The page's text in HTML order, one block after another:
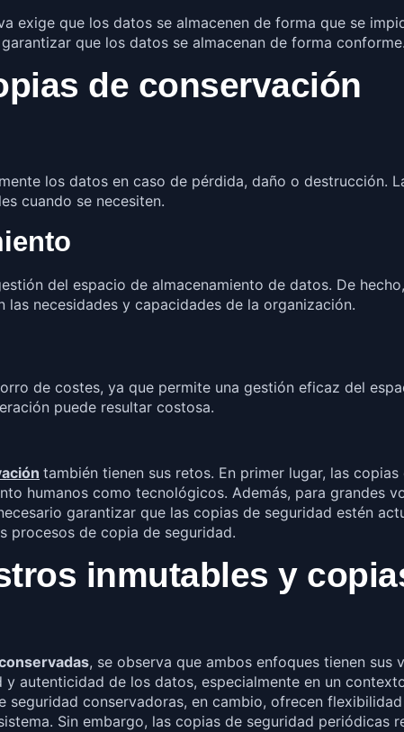
exige que los datos se almacenen de forma que se
que los datos se almacenan de forma conforme.
de conservación
los datos en caso de pérdida, daño o destrucción.
cuando se necesiten.
del espacio de almacenamiento de datos. De
necesidades y capacidades de la organización.
de costes, ya que permite una gestión eficaz del
puede resultar costosa.
también tienen sus retos. En primer lugar, las
humanos como tecnológicos. Además, para grandes
garantizar que las copias de seguridad estén
procesos de copia de seguridad.
inmutables y
, se observa que ambos enfoques tienen sus
autenticidad de los datos, especialmente en un
seguridad conservadoras, en cambio, ofrecen
Sin embargo, las copias de seguridad periódicas